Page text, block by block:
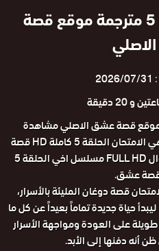
مسلسل اخي الحلقة 5 مترجمة موقع قصة
2026/07/31
و 20 دقيقة
5 مترجمة موقع قصة عشق الاصلي مشاهدة
وتحميل المسلسل التركي العائلة هي الامتحان الحلقة 5 كاملة HD قصة
عشق باكثر من جودة مناسبة للجوال FULL HD مسلسل اخي الحلقة 5
عشق.
قصة دوغان المليئة بالأسرار،
حياة جديدة تماماً بعيداً عن كل ما
على العودة ومواجهة الأسرار
أنه دفنها إلى الأبد.